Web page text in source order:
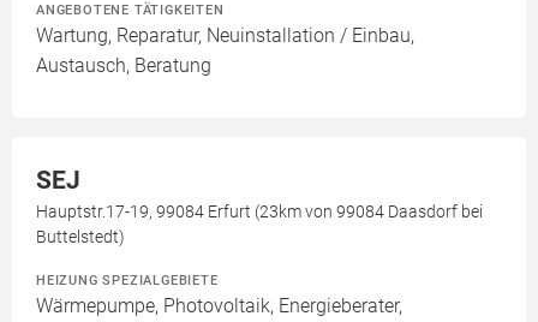
ANGEBOTENE TÄTIGKEITEN
Wartung, Reparatur, Neuinstallation / Einbau,
Austausch, Beratung
SEJ
Hauptstr.17-19, 99084 Erfurt (23km von 99084 Daasdorf bei
Buttelstedt)
HEIZUNG SPEZIALGEBIETE
Wärmepumpe, Photovoltaik, Energieberater,